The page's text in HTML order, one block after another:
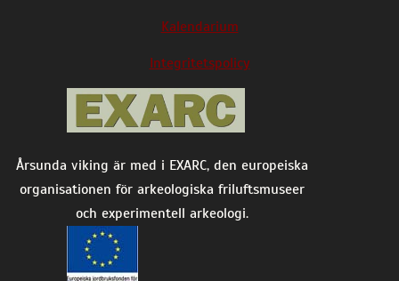
Kalendarium
Integritetspolicy
Årsunda viking är med i EXARC, den europeiska
organisationen för arkeologiska friluftsmuseer
och experimentell arkeologi.